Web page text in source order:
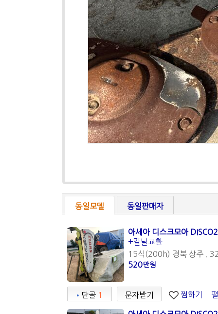
동일모델 동일판매자
아세아 디스크모아
+칼날교환
15식(200h) 경북 상주 .
520만원
• 단골 1 문자받기 찜하기